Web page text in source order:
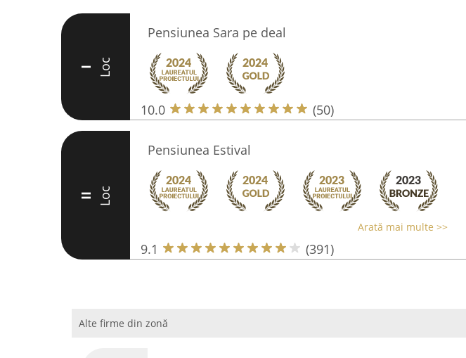
I Loc
Pensiunea Sara pe deal
10.0 (50)
II Loc
Pensiunea Estival
Arată mai multe >>
9.1 (391)
Alte firme din zonă